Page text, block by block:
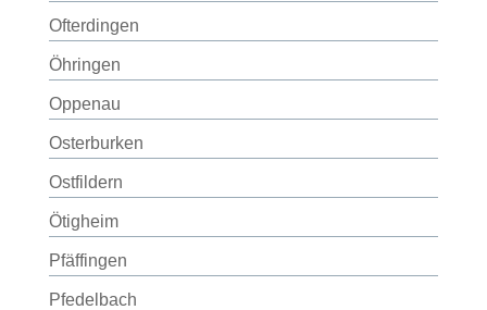
Ofterdingen
Öhringen
Oppenau
Osterburken
Ostfildern
Ötigheim
Pfäffingen
Pfedelbach